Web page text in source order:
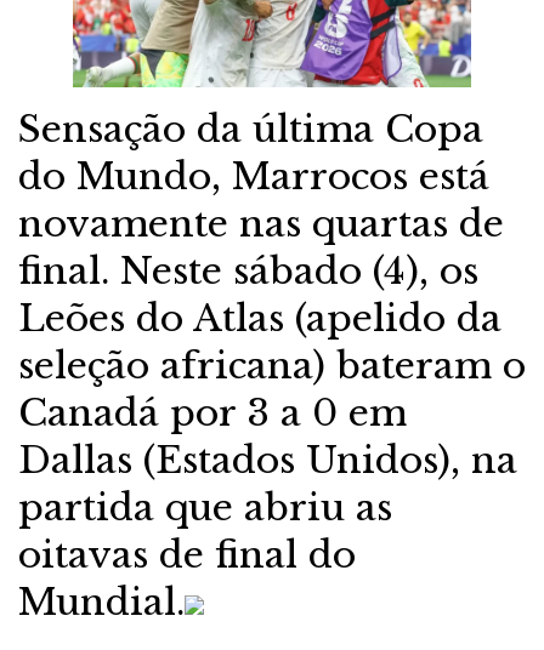
Sensação da última Copa
do Mundo, Marrocos está
novamente nas quartas de
final. Neste sábado (4), os
Leões do Atlas (apelido da
seleção africana) bateram o
Canadá por 3 a 0 em
Dallas (Estados Unidos), na
partida que abriu as
oitavas de final do
Mundial.